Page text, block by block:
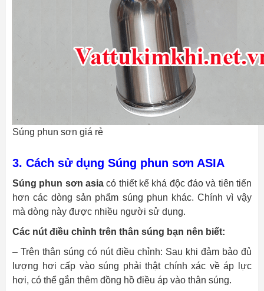
Súng phun sơn giá rẻ
3. Cách sử dụng Súng phun sơn ASIA
Súng phun sơn asia có thiết kế khá độc đáo và tiên tiến
hơn các dòng sản phẩm súng phun khác. Chính vì vậy
mà dòng này được nhiều người sử dụng.
Các nút điều chỉnh trên thân súng bạn nên biết:
– Trên thân súng có nút điều chỉnh: Sau khi đảm bảo đủ
lượng hơi cấp vào súng phải thật chính xác về áp lực
hơi, có thể gắn thêm đồng hồ điều áp vào thân súng.